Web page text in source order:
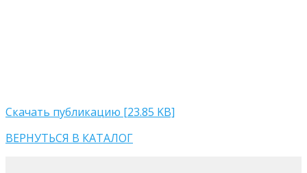
Скачать публикацию [23.85 KB]
ВЕРНУТЬСЯ В КАТАЛОГ